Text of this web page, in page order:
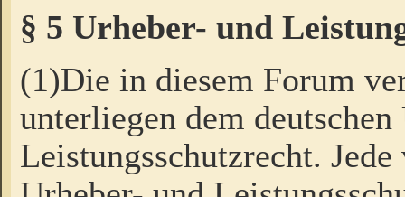
§ 5 Urheber- und
(1)Die in diesem Forum
unterliegen dem
Leistungsschutzrecht.